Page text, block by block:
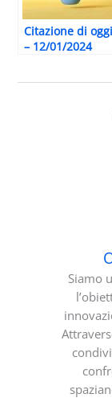
Citazione di oggi
– 12/01/2024
Siamo